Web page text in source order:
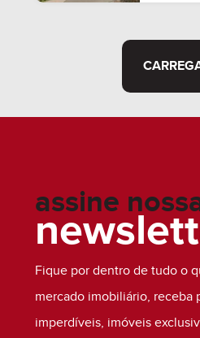
assine
Fique por dentro de tudo o
mercado imobiliário, receba
imperdíveis, imóveis